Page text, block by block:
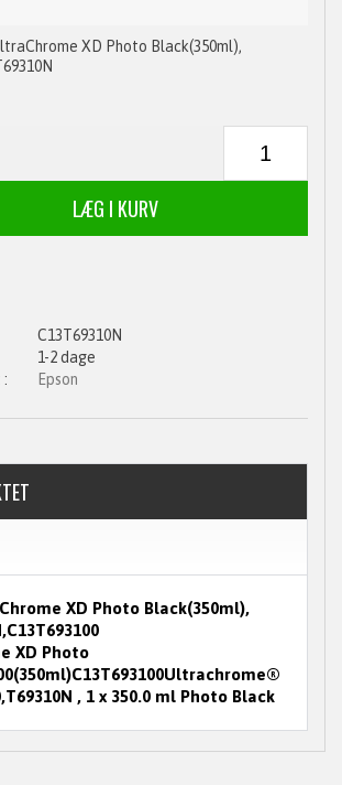
XD Photo Black(350ml),
C13T69310N
1-2 dage
Epson
XD Photo Black(350ml),
XD Photo
, 1 x 350.0 ml Photo Black